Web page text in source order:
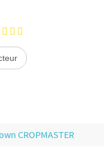
CROPMASTER